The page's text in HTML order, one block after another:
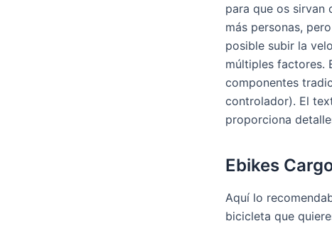
para que os sirvan
más personas,
posible subir la
múltiples factores.
componentes
controlador). El
proporciona
Ebikes
Aquí lo
bicicleta que